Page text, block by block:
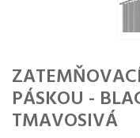
PÁSKOU -
TMAVOSIVÁ